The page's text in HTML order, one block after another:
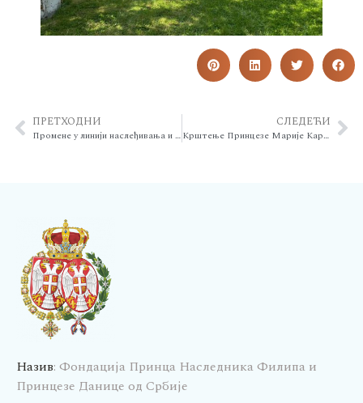
ПРЕТХОДНИ
Промене у линији наслеђивања и нова правила о стамбеним објектима
СЛЕДЕЋИ
Крштење Принцезе Марије Карађорђевић у Дворској капели Светог Андреја Првозваног
Назив: Фондација Принца Наследника Филипа и
Принцезе Данице од Србије